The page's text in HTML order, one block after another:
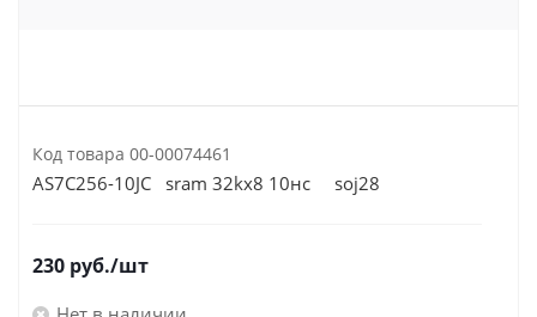
Код товара 00-00074461
AS7C256-10JC sram 32kx8 10нс soj28
230 руб./шт